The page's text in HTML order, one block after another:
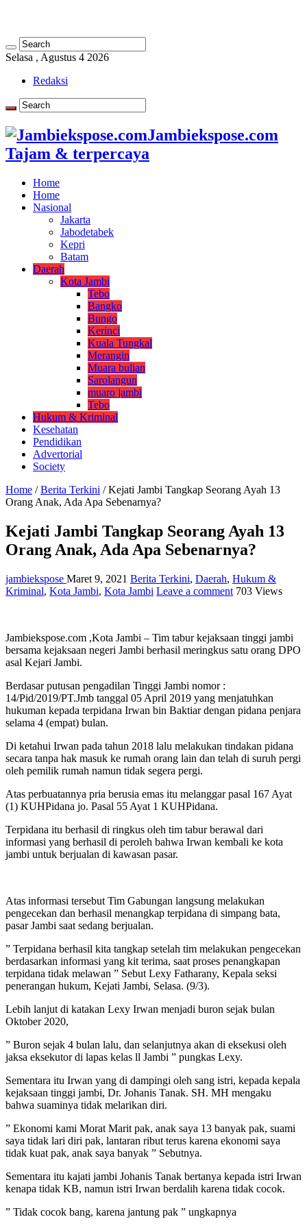
Selasa , Agustus 4 2026
Redaksi
Jambiekspose.com
Tajam & terpercaya
Home
Home
Nasional
Jakarta
Jabodetabek
Kepri
Batam
Daerah
Kota Jambi
Tebo
Bangko
Bungo
Kerinci
Kuala Tungkal
Merangin
Muara bulian
Sarolangun
muaro jambi
Tebo
Hukum & Kriminal
Kesehatan
Pendidikan
Advertorial
Society
Home / Berita Terkini / Kejati Jambi Tangkap Seorang Ayah 13
Orang Anak, Ada Apa Sebenarnya?
Kejati Jambi Tangkap Seorang Ayah 13
Orang Anak, Ada Apa Sebenarnya?
jambiekspose Maret 9, 2021 Berita Terkini, Daerah, Hukum &
Kriminal, Kota Jambi, Kota Jambi Leave a comment 703 Views
Jambiekspose.com ,Kota Jambi – Tim tabur kejaksaan tinggi jambi
bersama kejaksaan negeri Jambi berhasil meringkus satu orang DPO
asal Kejari Jambi.
Berdasar putusan pengadilan Tinggi Jambi nomor :
14/Pid/2019/PT.Jmb tanggal 05 April 2019 yang menjatuhkan
hukuman kepada terpidana Irwan bin Baktiar dengan pidana penjara
selama 4 (empat) bulan.
Di ketahui Irwan pada tahun 2018 lalu melakukan tindakan pidana
secara tanpa hak masuk ke rumah orang lain dan telah di suruh pergi
oleh pemilik rumah namun tidak segera pergi.
Atas perbuatannya pria berusia emas itu melanggar pasal 167 Ayat
(1) KUHPidana jo. Pasal 55 Ayat 1 KUHPidana.
Terpidana itu berhasil di ringkus oleh tim tabur berawal dari
informasi yang berhasil di peroleh bahwa Irwan kembali ke kota
jambi untuk berjualan di kawasan pasar.
Atas informasi tersebut Tim Gabungan langsung melakukan
pengecekan dan berhasil menangkap terpidana di simpang bata,
pasar Jambi saat sedang berjualan.
” Terpidana berhasil kita tangkap setelah tim melakukan pengecekan
berdasarkan informasi yang kit terima, saat proses penangkapan
terpidana tidak melawan ” Sebut Lexy Fatharany, Kepala seksi
penerangan hukum, Kejati Jambi, Selasa. (9/3).
Lebih lanjut di katakan Lexy Irwan menjadi buron sejak bulan
Oktober 2020,
” Buron sejak 4 bulan lalu, dan selanjutnya akan di eksekusi oleh
jaksa eksekutor di lapas kelas ll Jambi ” pungkas Lexy.
Sementara itu Irwan yang di dampingi oleh sang istri, kepada kepala
kejaksaan tinggi jambi, Dr. Johanis Tanak. SH. MH mengaku
bahwa suaminya tidak melarikan diri.
” Ekonomi kami Morat Marit pak, anak saya 13 banyak pak, suami
saya tidak lari diri pak, lantaran ribut terus karena ekonomi saya
tidak kuat pak, anak saya banyak ” Sebutnya.
Sementara itu kajati jambi Johanis Tanak bertanya kepada istri Irwan
kenapa tidak KB, namun istri Irwan berdalih karena tidak cocok.
” Tidak cocok bang, karena jantung pak ” ungkapnya